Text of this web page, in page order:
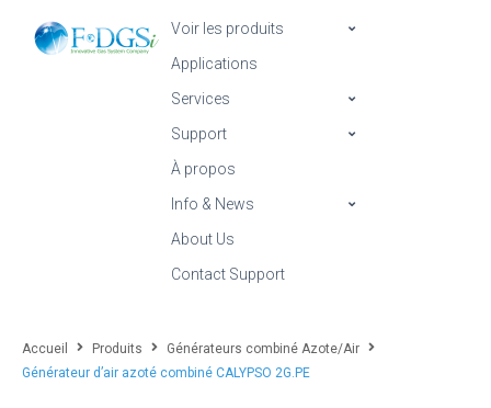
Voir les produits
Applications
Services
Support
À propos
Info & News
About Us
Contact Support
Accueil Produits
Générateurs combiné Azote/Air
Générateur d’air azoté combiné CALYPSO 2G.PE